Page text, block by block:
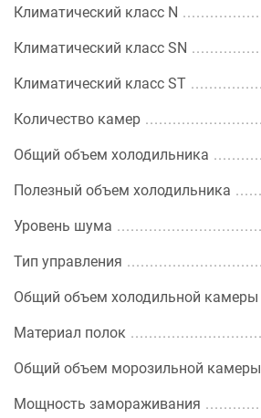
Климатический класс N
Климатический класс SN
Климатический класс ST
Количество камер
Общий объем холодильника
Полезный объем холодильника
Уровень шума
Тип управления
Общий объем холодильной камеры
Материал полок
Общий объем морозильной камеры
Мощность замораживания